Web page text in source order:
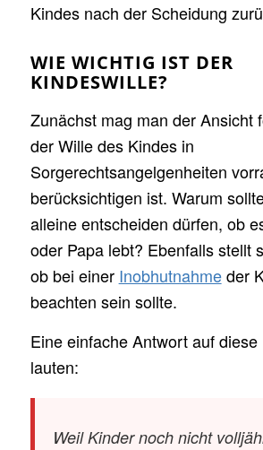
Kindes nach der Scheidung
WIE WICHTIG IST DER
KINDESWILLE?
Zunächst mag man der Ansicht
der Wille des Kindes in
Sorgerechtsangelgenheiten
berücksichtigen ist. Warum
alleine entscheiden dürfen, ob
oder Papa lebt? Ebenfalls stellt
ob bei einer Inobhutnahmeder
beachten sein sollte.
Eine einfache Antwort auf
lauten:
Weil Kinder noch nicht